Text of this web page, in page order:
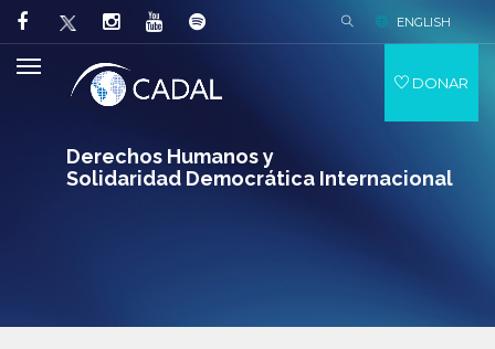
Derechos Humanos y
Solidaridad Democrática Internacional
ENGLISH
DONAR